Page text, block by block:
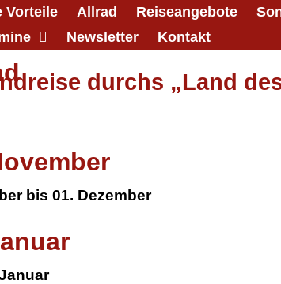
Vorteile Allrad Reiseangebote
Newsletter Kontakt
durchs „Land
bis 01. Dezember